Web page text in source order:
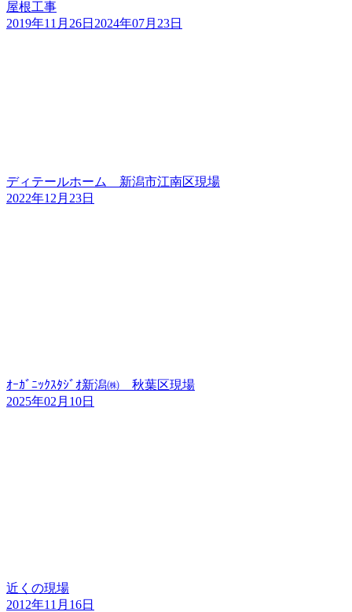
屋根工事
2019年11月26日 2024年07月23日
ディテールホーム 新潟市江南区現場
2022年12月23日
ｵｰｶﾞﾆｯｸｽﾀｼﾞｵ新潟㈱ 秋葉区現場
2025年02月10日
近くの現場
2012年11月16日